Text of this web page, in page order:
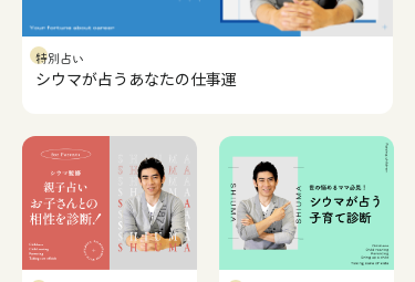
特別占い
シウマが占うあなたの仕事運